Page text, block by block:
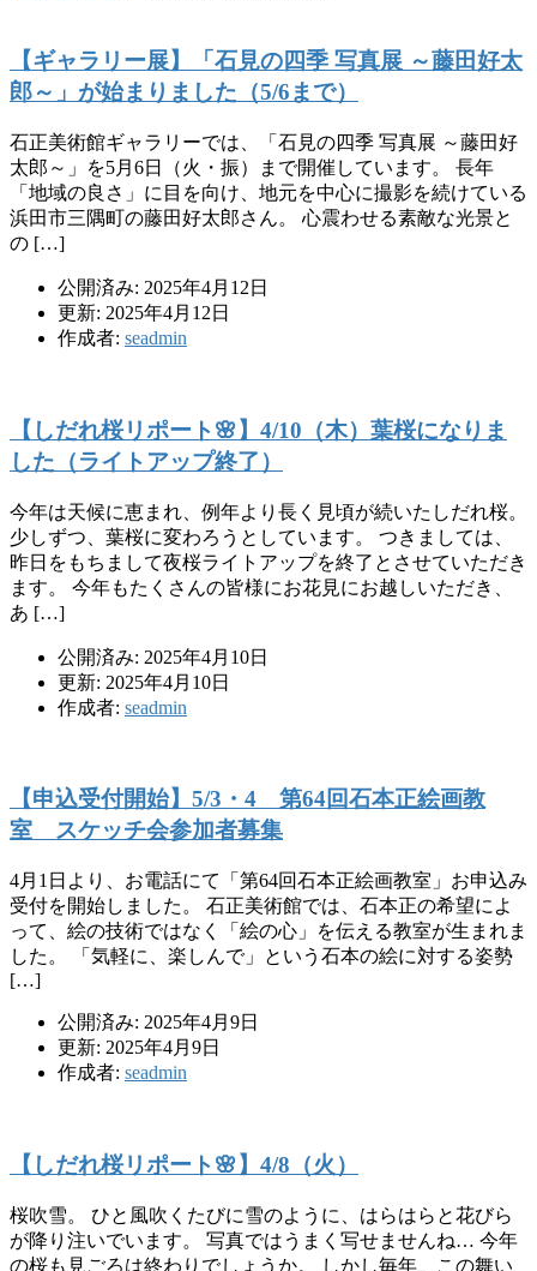
【ギャラリー展】「石見の四季 写真展 ～藤田好太
郎～」が始まりました（5/6まで）
石正美術館ギャラリーでは、「石見の四季 写真展 ～藤田好
太郎～」を5月6日（火・振）まで開催しています。 長年
「地域の良さ」に目を向け、地元を中心に撮影を続けている
浜田市三隅町の藤田好太郎さん。 心震わせる素敵な光景と
の […]
公開済み: 2025年4月12日
更新: 2025年4月12日
作成者: seadmin
【しだれ桜リポート🌸】4/10（木）葉桜になりま
した（ライトアップ終了）
今年は天候に恵まれ、例年より長く見頃が続いたしだれ桜。
少しずつ、葉桜に変わろうとしています。 つきましては、
昨日をもちまして夜桜ライトアップを終了とさせていただき
ます。 今年もたくさんの皆様にお花見にお越しいただき、
あ […]
公開済み: 2025年4月10日
更新: 2025年4月10日
作成者: seadmin
【申込受付開始】5/3・4 第64回石本正絵画教
室 スケッチ会参加者募集
4月1日より、お電話にて「第64回石本正絵画教室」お申込み
受付を開始しました。 石正美術館では、石本正の希望によ
って、絵の技術ではなく「絵の心」を伝える教室が生まれま
した。 「気軽に、楽しんで」という石本の絵に対する姿勢
[…]
公開済み: 2025年4月9日
更新: 2025年4月9日
作成者: seadmin
【しだれ桜リポート🌸】4/8（火）
桜吹雪。 ひと風吹くたびに雪のように、はらはらと花びら
が降り注いでいます。 写真ではうまく写せませんね… 今年
の桜も見ごろは終わりでしょうか。 しかし毎年、この舞い